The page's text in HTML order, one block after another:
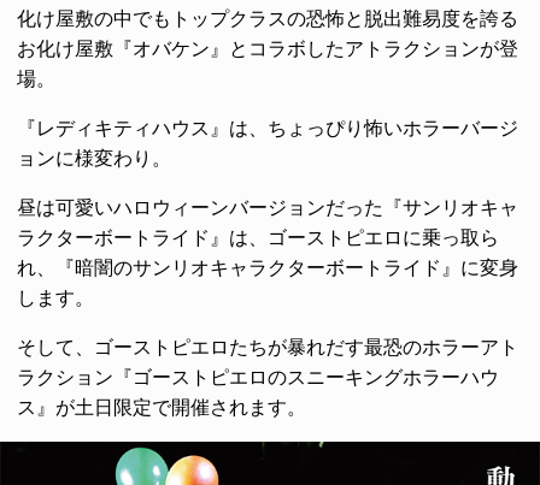
化け屋敷の中でもトップクラスの恐怖と脱出難易度を誇る
お化け屋敷『オバケン』とコラボしたアトラクションが登
場。
『レディキティハウス』は、ちょっぴり怖いホラーバージ
ョンに様変わり。
昼は可愛いハロウィーンバージョンだった『サンリオキャ
ラクターボートライド』は、ゴーストピエロに乗っ取ら
れ、『暗闇のサンリオキャラクターボートライド』に変身
します。
そして、ゴーストピエロたちが暴れだす最恐のホラーアト
ラクション『ゴーストピエロのスニーキングホラーハウ
ス』が土日限定で開催されます。